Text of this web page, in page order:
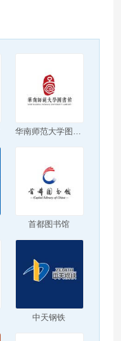
首都图书馆
中天钢铁